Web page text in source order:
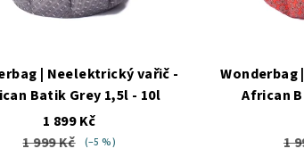
| Neelektrický vařič -
Batik Grey 1,5l - 10l
1 899 Kč
1 999 Kč
(–5 %)
Wonderbag
African
1